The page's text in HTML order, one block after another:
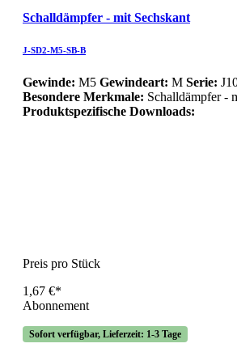
Schalldämpfer - mit Sechskant
J-SD2-M5-SB-B
Gewinde: M5 Gewindeart: M Serie:
Besondere Merkmale: Schalldämpfer -
Produktspezifische Downloads:
Preis pro Stück
1,67 €*
Abonnement
Sofort verfügbar, Lieferzeit: 1-3 Tage